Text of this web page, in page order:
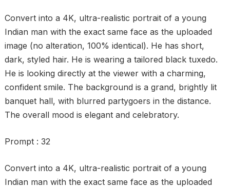
Convert into a 4K, ultra-realistic portrait of a young
Indian man with the exact same face as the uploaded
image (no alteration, 100% identical). He has short,
dark, styled hair. He is wearing a tailored black tuxedo.
He is looking directly at the viewer with a charming,
confident smile. The background is a grand, brightly lit
banquet hall, with blurred partygoers in the distance.
The overall mood is elegant and celebratory.
Prompt : 32
Convert into a 4K, ultra-realistic portrait of a young
Indian man with the exact same face as the uploaded